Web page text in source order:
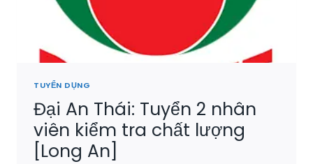
TUYỂN DỤNG
Đại An Thái: Tuyển 2 nhân
viên kiểm tra chất lượng
[Long An]